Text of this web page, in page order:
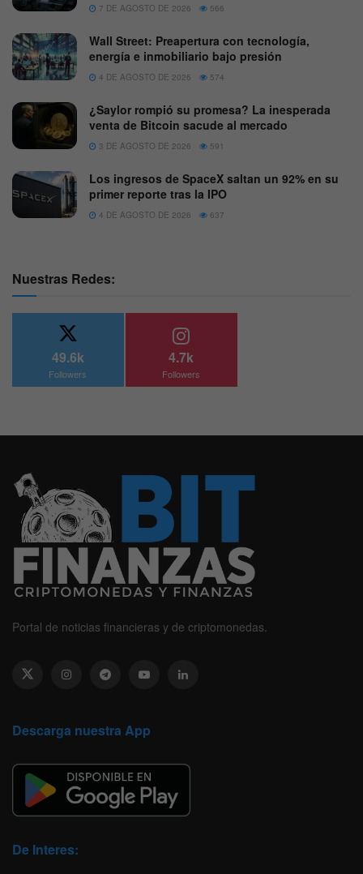
7 DE AGOSTO DE 2026 566
Wall Street: Preapertura con tecnología,
energía e inmobiliario bajo presión
4 DE AGOSTO DE 2026 574
¿Saylor rompió su promesa? La inesperada
venta de Bitcoin sacude al mercado
3 DE AGOSTO DE 2026 591
Los ingresos de SpaceX saltan un 92% en su
primer reporte tras la IPO
4 DE AGOSTO DE 2026 637
Nuestras Redes:
49.6k
Followers
4.7k
Followers
Portal de noticias financieras y de criptomonedas.
Descarga nuestra App
De Interes: